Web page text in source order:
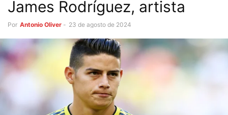
James Rodríguez, artista
Por Antonio Oliver - 23 de agosto de 2024